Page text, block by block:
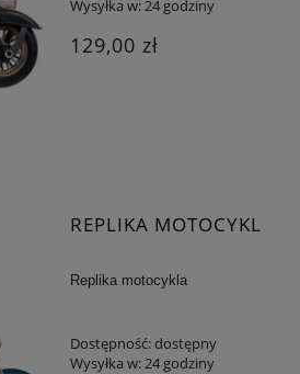
Wysyłka w:24 godziny
129,00 zł
REPLIKA MOTOCYKL
Replika motocykla
Dostępność:dostępny
Wysyłka w:24 godziny